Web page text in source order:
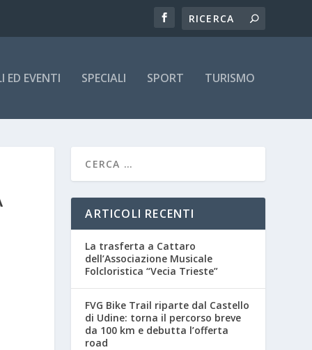
ED EVENTI SPECIALI SPORT TURISMO
ARTICOLI RECENTI
La trasferta a Cattaro
dell’Associazione Musicale
Folcloristica “Vecia Trieste”
FVG Bike Trail riparte dal Castello
di Udine: torna il percorso breve
da 100 km e debutta l’offerta
road